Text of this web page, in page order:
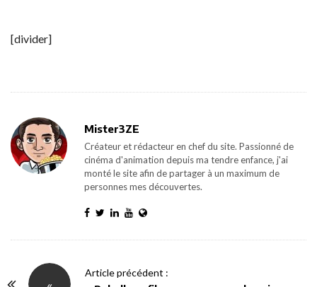
[divider]
Mister3ZE
Créateur et rédacteur en chef du site. Passionné de
cinéma d'animation depuis ma tendre enfance, j'ai
monté le site afin de partager à un maximum de
personnes mes découvertes.
Article précédent :